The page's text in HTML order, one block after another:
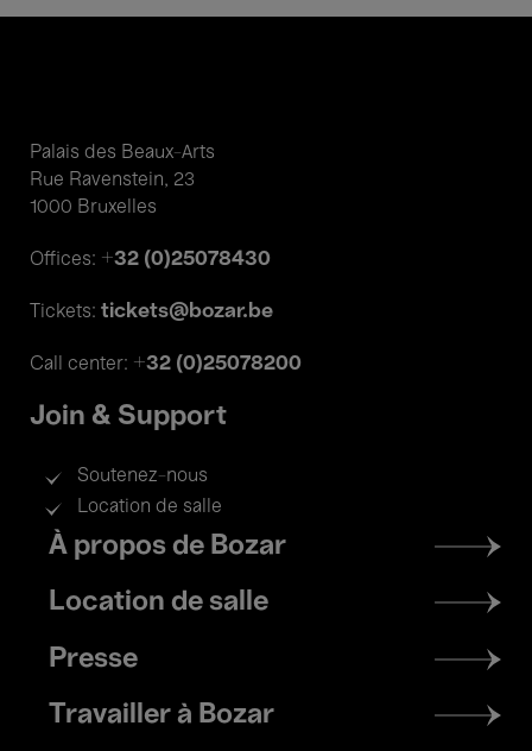
Palais des Beaux-Arts
Rue Ravenstein, 23
1000 Bruxelles
Offices: +32 (0)25078430
Tickets: tickets@bozar.be
Call center: +32 (0)25078200
Join & Support
Soutenez-nous
Location de salle
Footer
menu
À propos de Bozar
Location de salle
Presse
Travailler à Bozar